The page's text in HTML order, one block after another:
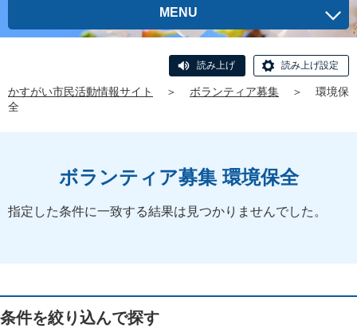
MENU
読み上げ 読み上げ設定
かすがい市民活動情報サイト ＞ ボランティア募集 ＞
環境保
全
ボランティア募集 環境保全
指定した条件に一致する結果は見つかりませんでした。
条件を絞り込んで探す